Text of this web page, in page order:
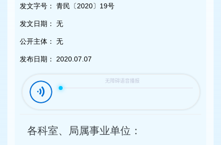
发文字号： 青民〔2020〕19号
发文日期： 无
公开主体： 无
发布日期： 2020.07.07
各科室、局属事业单位：